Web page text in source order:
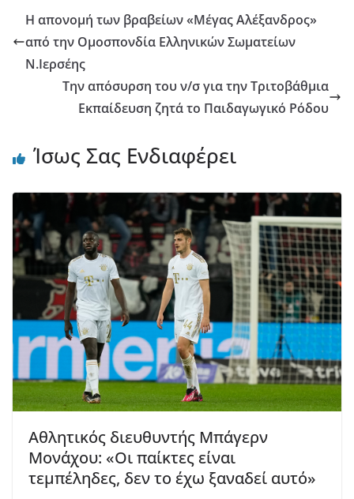
Η απονομή των βραβείων «Μέγας Αλέξανδρος»
από την Ομοσπονδία Ελληνικών Σωματείων
Ν.Ιερσέης
Την απόσυρση του ν/σ για την Τριτοβάθμια
Εκπαίδευση ζητά το Παιδαγωγικό Ρόδου
Ίσως Σας Ενδιαφέρει
Αθλητικός διευθυντής Μπάγερν
Μονάχου: «Οι παίκτες είναι
τεμπέληδες, δεν το έχω ξαναδεί αυτό»